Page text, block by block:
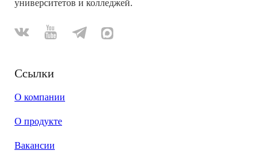
университетов и колледжей.
Ссылки
О компании
О продукте
Вакансии